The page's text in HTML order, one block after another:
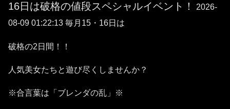
16日は破格の値段スペシャルイベント！
2026-
08-09 01:22:13 毎月15・16日は
破格の2日間！！
人気美女たちと遊び尽くしませんか？
※合言葉は「ブレンダの乱」※